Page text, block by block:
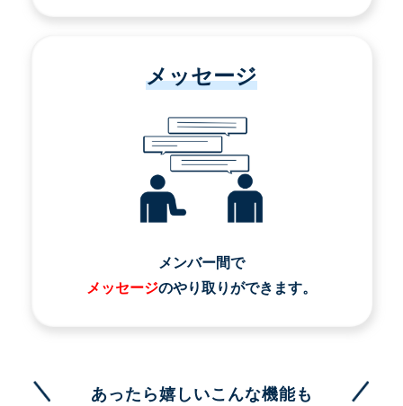
メッセージ
メンバー間で
メッセージのやり取りができます。
あったら嬉しいこんな機能も